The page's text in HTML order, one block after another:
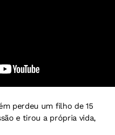
perdeu um filho de 15
e tirou a própria vida,